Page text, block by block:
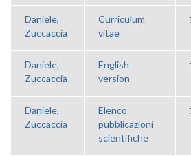
Daniele,
Zuccaccia
Curriculum
vitae
Daniele,
Zuccaccia
English
version
Daniele,
Zuccaccia
Elenco
pubblicazioni
scientifiche